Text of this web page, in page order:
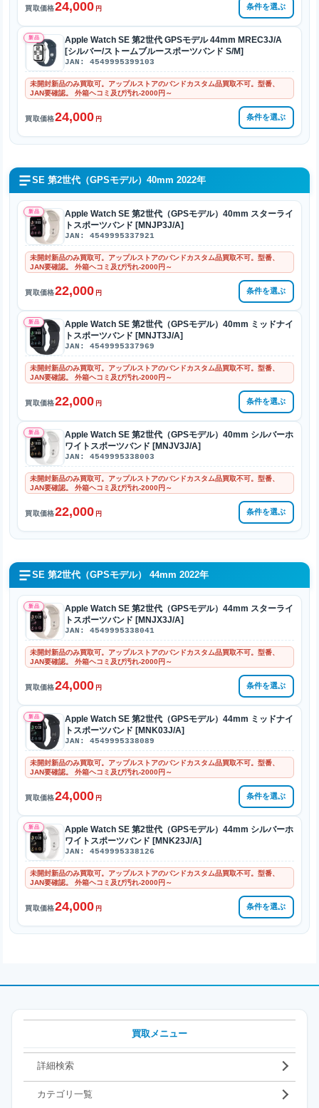
買取価格24,000 円 条件を選ぶ
新品
Apple Watch SE 第2世代 GPSモデル 44mm MREC3J/A
[シルバー/ストームブルースポーツバンド S/M]
JAN: 4549995399103
未開封新品のみ買取可。アップルストアのバンドカスタム品買取不可。型番、
JAN要確認。 外箱ヘコミ及び汚れ-2000円～
買取価格24,000 円 条件を選ぶ
SE 第2世代（GPSモデル）40mm 2022年
新品
Apple Watch SE 第2世代（GPSモデル）40mm スターライ
トスポーツバンド [MNJP3J/A]
JAN: 4549995337921
未開封新品のみ買取可。アップルストアのバンドカスタム品買取不可。型番、
JAN要確認。 外箱ヘコミ及び汚れ-2000円～
買取価格22,000 円 条件を選ぶ
新品
Apple Watch SE 第2世代（GPSモデル）40mm ミッドナイ
トスポーツバンド [MNJT3J/A]
JAN: 4549995337969
未開封新品のみ買取可。アップルストアのバンドカスタム品買取不可。型番、
JAN要確認。 外箱ヘコミ及び汚れ-2000円～
買取価格22,000 円 条件を選ぶ
新品
Apple Watch SE 第2世代（GPSモデル）40mm シルバーホ
ワイトスポーツバンド [MNJV3J/A]
JAN: 4549995338003
未開封新品のみ買取可。アップルストアのバンドカスタム品買取不可。型番、
JAN要確認。 外箱ヘコミ及び汚れ-2000円～
買取価格22,000 円 条件を選ぶ
SE 第2世代（GPSモデル） 44mm 2022年
新品
Apple Watch SE 第2世代（GPSモデル）44mm スターライ
トスポーツバンド [MNJX3J/A]
JAN: 4549995338041
未開封新品のみ買取可。アップルストアのバンドカスタム品買取不可。型番、
JAN要確認。 外箱ヘコミ及び汚れ-2000円～
買取価格24,000 円 条件を選ぶ
新品
Apple Watch SE 第2世代（GPSモデル）44mm ミッドナイ
トスポーツバンド [MNK03J/A]
JAN: 4549995338089
未開封新品のみ買取可。アップルストアのバンドカスタム品買取不可。型番、
JAN要確認。 外箱ヘコミ及び汚れ-2000円～
買取価格24,000 円 条件を選ぶ
新品
Apple Watch SE 第2世代（GPSモデル）44mm シルバーホ
ワイトスポーツバンド [MNK23J/A]
JAN: 4549995338126
未開封新品のみ買取可。アップルストアのバンドカスタム品買取不可。型番、
JAN要確認。 外箱ヘコミ及び汚れ-2000円～
買取価格24,000 円 条件を選ぶ
買取メニュー
詳細検索
カテゴリ一覧